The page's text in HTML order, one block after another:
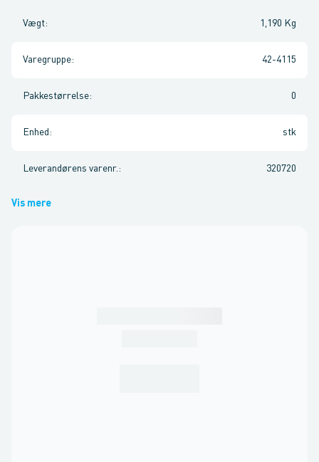
Vægt: 1,190 Kg
Varegruppe: 42-4115
Pakkestørrelse: 0
Enhed : stk
Leverandørens varenr. : 320720
Vis mere